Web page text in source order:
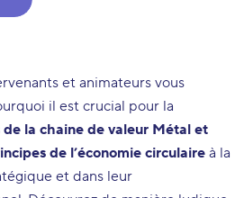
et animateurs vous
il est crucial pour la
la chaine de valeur Métal et
de l’économie circulaire à la
et dans leur